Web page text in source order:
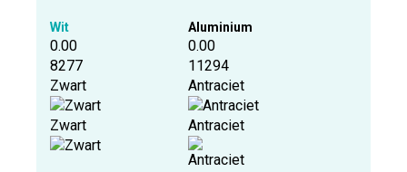
Wit Aluminium
0.00
8277
Zwart
Zwart
0.00
11294
Antraciet
Antraciet